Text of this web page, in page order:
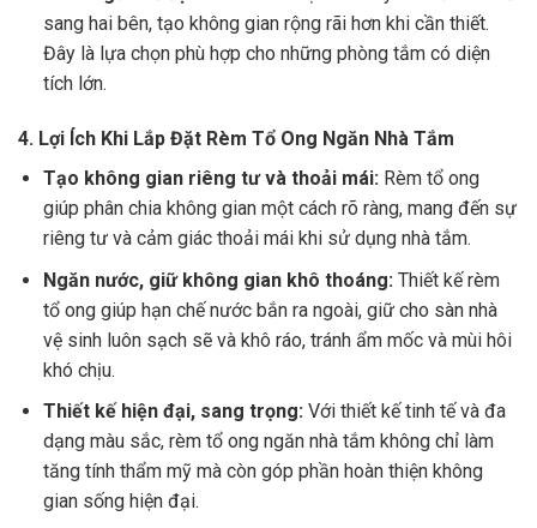
sang hai bên, tạo không gian rộng rãi hơn khi cần thiết.
Đây là lựa chọn phù hợp cho những phòng tắm có diện
tích lớn.
4. Lợi Ích Khi Lắp Đặt Rèm Tổ Ong Ngăn Nhà Tắm
Tạo không gian riêng tư và thoải mái:Rèm tổ ong
giúp phân chia không gian một cách rõ ràng, mang đến sự
riêng tư và cảm giác thoải mái khi sử dụng nhà tắm.
Ngăn nước, giữ không gian khô thoáng: Thiết kế rèm
tổ ong giúp hạn chế nước bắn ra ngoài, giữ cho sàn nhà
vệ sinh luôn sạch sẽ và khô ráo, tránh ẩm mốc và mùi hôi
khó chịu.
Thiết kế hiện đại, sang trọng:Với thiết kế tinh tế và đa
dạng màu sắc, rèm tổ ong ngăn nhà tắm không chỉ làm
tăng tính thẩm mỹ mà còn góp phần hoàn thiện không
gian sống hiện đại.